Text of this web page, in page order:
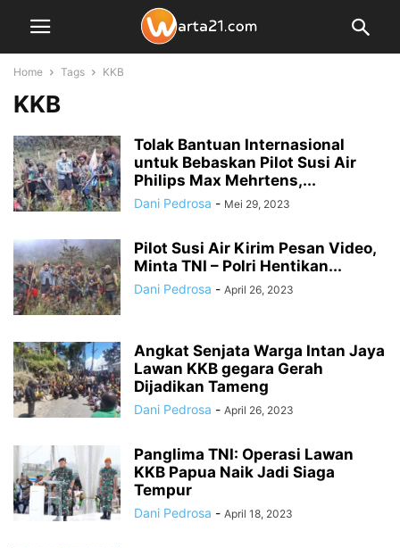
Home Tags KKB
KKB
Tolak Bantuan Internasional
untuk Bebaskan Pilot Susi Air
Philips Max Mehrtens,...
Dani Pedrosa - Mei 29, 2023
Pilot Susi Air Kirim Pesan Video,
Minta TNI – Polri Hentikan...
Dani Pedrosa - April 26, 2023
Angkat Senjata Warga Intan Jaya
Lawan KKB gegara Gerah
Dijadikan Tameng
Dani Pedrosa - April 26, 2023
Panglima TNI: Operasi Lawan
KKB Papua Naik Jadi Siaga
Tempur
Dani Pedrosa - April 18, 2023